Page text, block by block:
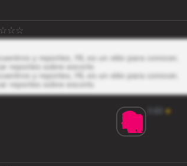
y reportes, HL es un sitio para conocer,
reportes sobre escorts
y reportes, HL es un sitio para conocer,
reportes sobre escorts
★